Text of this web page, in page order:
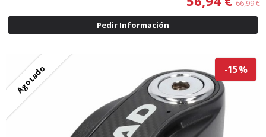
66,99 €
Pedir Información
Agotado -15 %